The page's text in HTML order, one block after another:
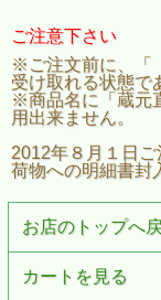
ご注意下さい
※ご注文前に、
受け取れる状態で
※商品名に「蔵元
用出来ません。
2012年８月１日
荷物への明細書封
お店のトップへ
カートを見る